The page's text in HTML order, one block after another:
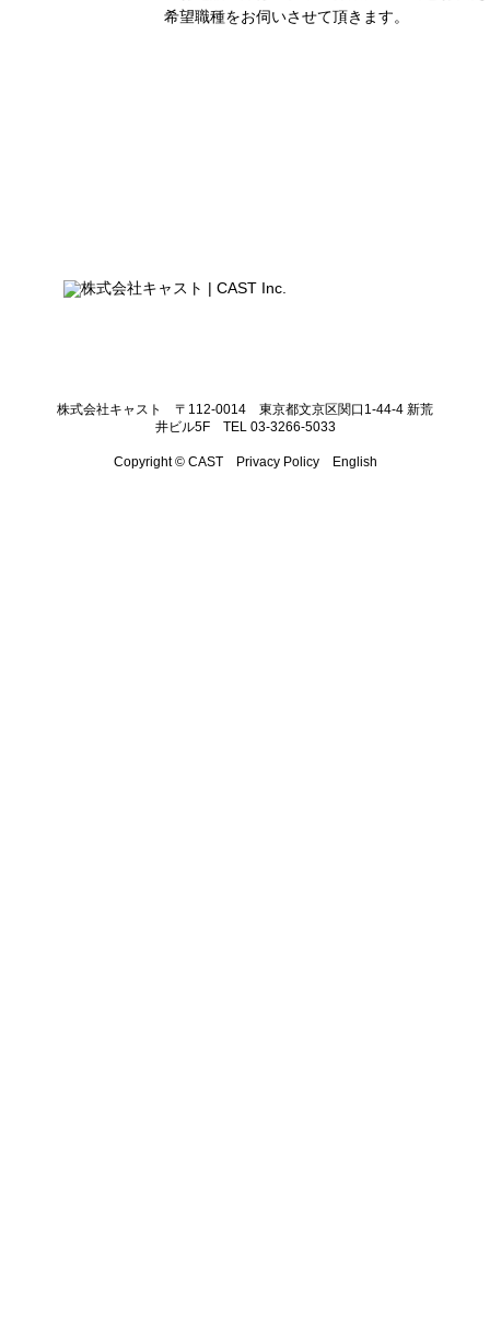
希望職種をお伺いさせて頂きます。
株式会社キャスト 〒112-0014 東京都文京区関口1-44-4 新荒
井ビル5F TEL 03-3266-5033
Copyright © CAST Privacy Policy English